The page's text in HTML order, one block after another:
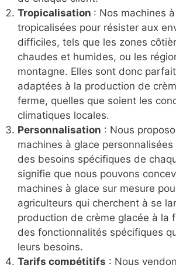
Tropicalisation : Nos machines
tropicalisées pour résister aux
difficiles, tels que les zones
chaudes et humides, ou les
montagne. Elles sont donc
adaptées à la production de
ferme, quelles que soient les
climatiques locales.
Personnalisation : Nous
machines à glace
des besoins spécifiques de
signifie que nous pouvons
machines à glace sur mesure
agriculteurs qui cherchent à se
production de crème glacée à la
des fonctionnalités spécifiques
leurs besoins.
Tarifs compétitifs : Nous